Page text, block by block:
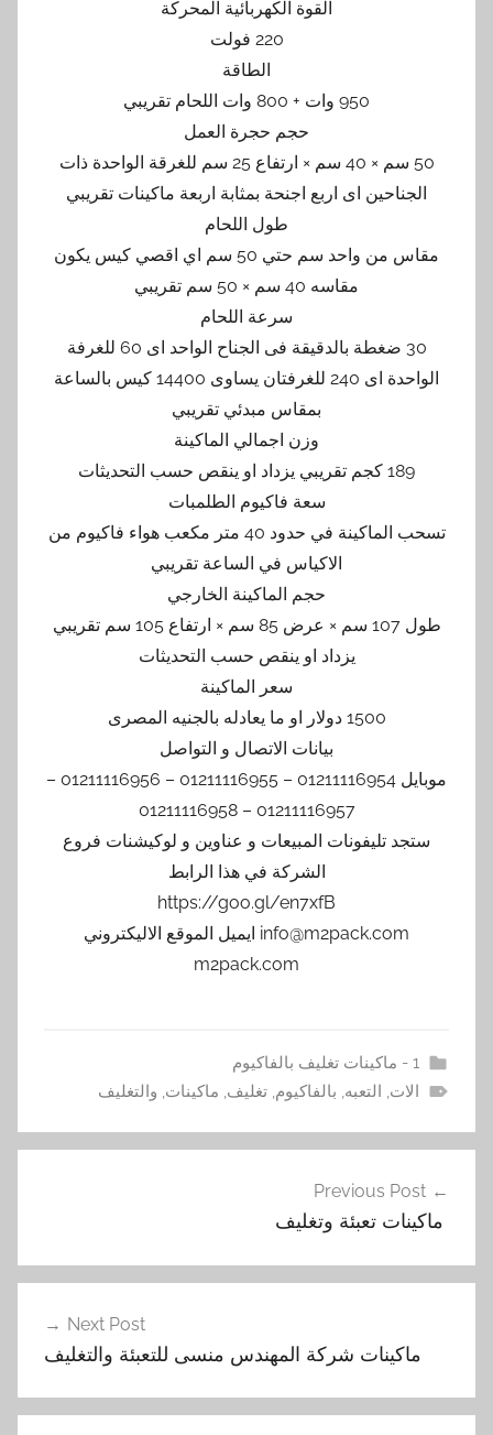
القوة الكهربائية المحركة
220 فولت
الطاقة
950 وات + 800 وات اللحام تقريبي
حجم حجرة العمل
50 سم × 40 سم × ارتفاع 25 سم للغرقة الواحدة ذات
الجناحين اى اربع اجنحة بمثابة اربعة ماكينات تقريبي
طول اللحام
مقاس من واحد سم حتي 50 سم اي اقصي كيس يكون
مقاسه 40 سم × 50 سم تقريبي
سرعة اللحام
30 ضغطة بالدقيقة فى الجناح الواحد اى 60 للغرفة
الواحدة اى 240 للغرفتان يساوى 14400 كيس بالساعة
بمقاس مبدئي تقريبي
وزن اجمالي الماكينة
189 كجم تقريبي يزداد او ينقص حسب التحديثات
سعة فاكيوم الطلمبات
تسحب الماكينة في حدود 40 متر مكعب هواء فاكيوم من
الاكياس في الساعة تقريبي
حجم الماكينة الخارجي
طول 107 سم × عرض 85 سم × ارتفاع 105 سم تقريبي
يزداد او ينقص حسب التحديثات
سعر الماكينة
1500 دولار او ما يعادله بالجنيه المصرى
بيانات الاتصال و التواصل
موبايل 01211116954 – 01211116955 – 01211116956 –
01211116957 – 01211116958
ستجد تليفونات المبيعات و عناوين و لوكيشنات فروع
الشركة في هذا الرابط
https://goo.gl/en7xfB
info@m2pack.com ايميل الموقع الاليكتروني
m2pack.com
1 - ماكينات تغليف بالفاكيوم
الات, التعبه, بالفاكيوم,تغليف, ماكينات, والتغليف
المقالات
Previous Post
‏ ماكينات تعبئة وتغليف
Next Post
‏ ماكينات شركة المهندس منسى للتعبئة والتغليف